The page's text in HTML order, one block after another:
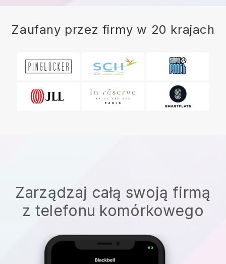
Zaufany przez firmy w 20 krajach
Zarządzaj całą swoją firmą
z telefonu komórkowego